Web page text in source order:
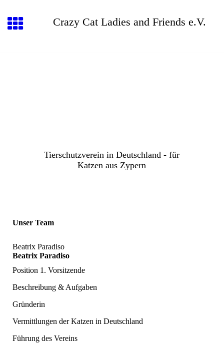
Crazy Cat Ladies and Friends e.V.
Tierschutzverein in Deutschland - für
Katzen aus Zypern
Unser Team
Beatrix Paradiso
Beatrix Paradiso
Position 1. Vorsitzende
Beschreibung & Aufgaben
Gründerin
Vermittlungen der Katzen in Deutschland
Führung des Vereins